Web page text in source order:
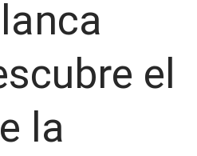
el
la